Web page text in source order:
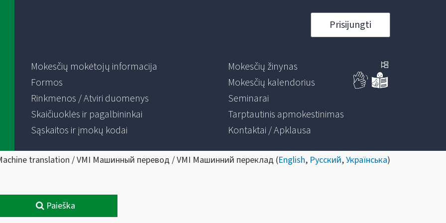
Prisijungti
Mokesčių mokėtojų informacija
Formos
Rinkmenos / Atviri duomenys
Skaičiuoklės ir pagalbininkai
Sąskaitos ir įmokų kodai
Mokesčių žinynas
Mokesčių kalendorius
Seminarai
Tarptautinis apmokestinimas
Kontaktai / Apklausa
translation / VMI Машинный перевод / VMI Машинний переклад (English, Русский,Українська)
Paieška